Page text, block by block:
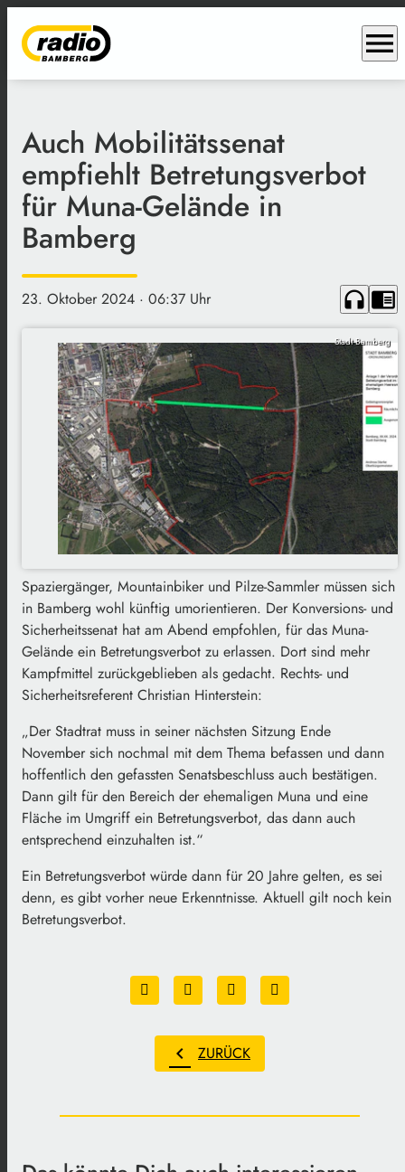
menu
Auch Mobilitätssenat
empfiehlt Betretungsverbot
für Muna-Gelände in
Bamberg
23. Oktober 2024 · 06:37 Uhr headphones chrome_reader_mode
Stadt Bamberg
Spaziergänger, Mountainbiker und Pilze-Sammler müssen sich
in Bamberg wohl künftig umorientieren. Der Konversions- und
Sicherheitssenat hat am Abend empfohlen, für das Muna-
Gelände ein Betretungsverbot zu erlassen. Dort sind mehr
Kampfmittel zurückgeblieben als gedacht. Rechts- und
Sicherheitsreferent Christian Hinterstein:
„Der Stadtrat muss in seiner nächsten Sitzung Ende
November sich nochmal mit dem Thema befassen und dann
hoffentlich den gefassten Senatsbeschluss auch bestätigen.
Dann gilt für den Bereich der ehemaligen Muna und eine
Fläche im Umgriff ein Betretungsverbot, das dann auch
entsprechend einzuhalten ist.“
Ein Betretungsverbot würde dann für 20 Jahre gelten, es sei
denn, es gibt vorher neue Erkenntnisse. Aktuell gilt noch kein
Betretungsverbot.
chevron_left ZURÜCK